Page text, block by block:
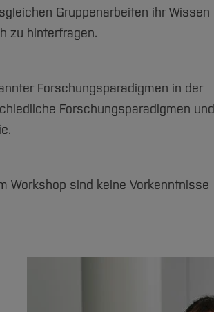
Gruppenarbeiten ihr Wissen
zu hinterfragen.
Forschungsparadigmen in der
Forschungsparadigmen und
Workshop sind keine Vorkenntnisse